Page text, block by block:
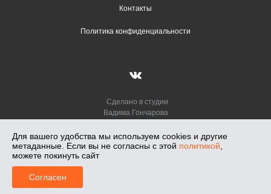
Главная
Контакты
Политика конфиденциальности
Салоны: Кирова, 108. Светлановская, 50. Телефон: +7-913-018-71-47,
2026
Сделано в студии
Вадима Гончарова
Для вашего удобства мы используем cookies и другие
метаданные. Если вы не согласны с этой политикой
можете покинуть сайт
Согласен